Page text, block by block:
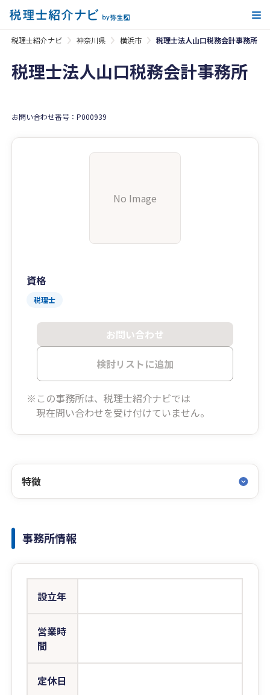
税理士紹介ナビ 神奈川県 横浜市 税理士法人山口税務会計事務所
税理士法人山口税務会計事務所
お問い合わせ番号：P000939
No Image
資格
税理士
お問い合わせ
検討リストに追加
※この事務所は、税理士紹介ナビでは
現在問い合わせを受け付けていません。
特徴
事務所情報
設立年
営業時
間
定休日